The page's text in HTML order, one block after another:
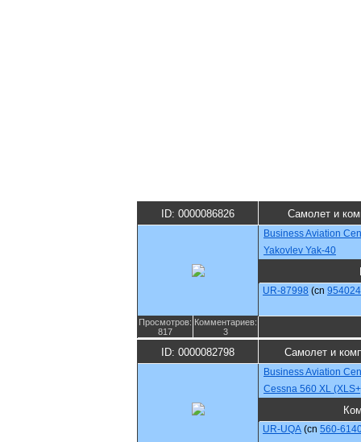
ID: 0000086826 Самолет и
Business Aviation
Yakovlev Yak-40
UR-87998 (cn
Просмотров:
817
Комментариев:
3
ID: 0000082798 Самолет и
Business Aviation
Cessna 560 XL
UR-UQA (cn 560-